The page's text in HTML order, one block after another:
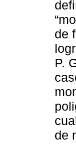
de
P.
de